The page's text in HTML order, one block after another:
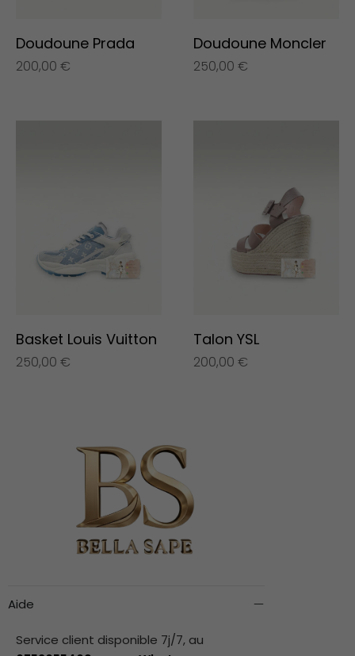
Doudoune Prada
200,00 €
Doudoune Moncler
250,00 €
Basket Louis Vuitton
250,00 €
Talon YSL
200,00 €
Aide
Service client disponible 7j/7, au